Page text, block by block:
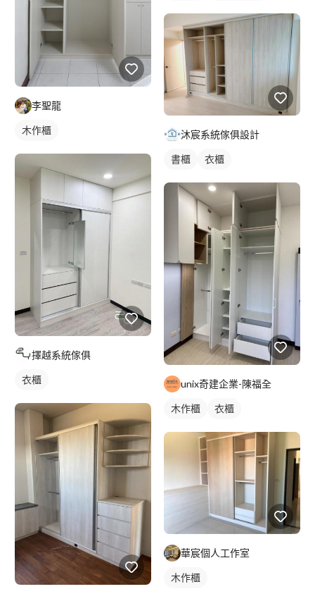
李聖龍
木作櫃
擇越系統傢俱
衣櫃
沐宸系統傢俱設計
書櫃 衣櫃
unix奇建企業-陳福全
木作櫃 衣櫃
華宸個人工作室
木作櫃